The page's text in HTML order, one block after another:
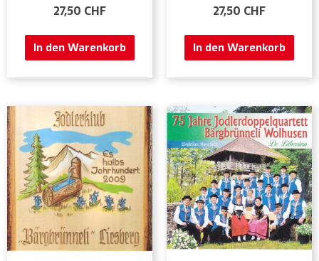
27,50 CHF
In den Warenkorb
27,50 CHF
In den Warenkorb